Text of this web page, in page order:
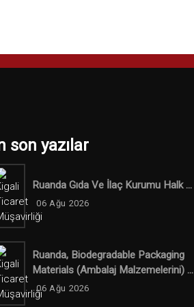
son yazılar
Ruanda Gıda Ve İlaç Kurumu Halk ...
06 Ağu 2026
Ruanda, Biodegradable Packaging
Materials (ambalaj Malzemelerini) ...
06 Ağu 2026